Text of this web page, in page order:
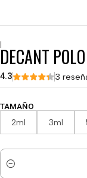
|
DECANT
4.3 3
TAMAÑO
2ml 3ml
Cantidad